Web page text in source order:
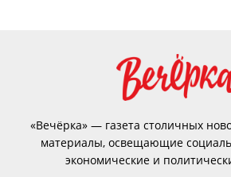
«Вечёрка» — газета столичных
материалы, освещающие
экономические и